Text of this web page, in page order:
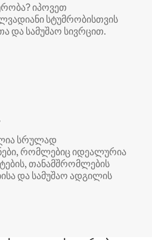
იპოვეთ
სტუმრობისთვის
და სამუშაო სივრცით.
სრულად
რომლებიც იდეალურია
თანამშრომლების
და სამუშაო ადგილის